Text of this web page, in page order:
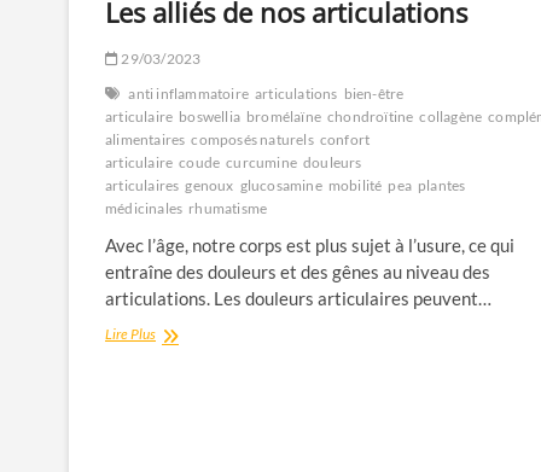
Les alliés de nos articulations
29/03/2023
anti inflammatoire articulations bien-être
articulaire boswellia bromélaïne chondroïtine collagène
alimentaires composés naturels confort
articulaire coude curcumine douleurs
articulaires genoux glucosamine mobilité pea plantes
médicinales rhumatisme
Avec l’âge, notre corps est plus sujet à l’usure, ce qui
entraîne des douleurs et des gênes au niveau des
articulations. Les douleurs articulaires peuvent…
Lire PlusLes